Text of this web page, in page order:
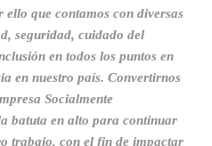
que contamos con diversas
seguridad, cuidado del
en todos los puntos en
en nuestro país. Convertirnos
Socialmente
batuta en alto para continuar
trabajo, con el fin de impactar